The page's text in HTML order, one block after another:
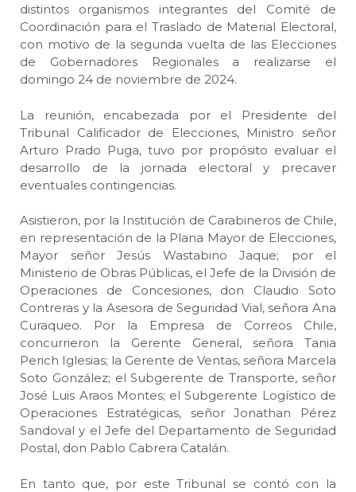
distintos organismos integrantes del Comité de
Coordinación para el Traslado de Material Electoral,
con motivo de la segunda vuelta de las Elecciones
de Gobernadores Regionales a realizarse el
domingo 24 de noviembre de 2024.
La reunión, encabezada por el Presidente del
Tribunal Calificador de Elecciones, Ministro señor
Arturo Prado Puga, tuvo por propósito evaluar el
desarrollo de la jornada electoral y precaver
eventuales contingencias.
Asistieron, por la Institución de Carabineros de Chile,
en representación de la Plana Mayor de Elecciones,
Mayor señor Jesús Wastabino Jaque; por el
Ministerio de Obras Públicas, el Jefe de la División de
Operaciones de Concesiones, don Claudio Soto
Contreras y la Asesora de Seguridad Vial, señora Ana
Curaqueo. Por la Empresa de Correos Chile,
concurrieron la Gerente General, señora Tania
Perich Iglesias; la Gerente de Ventas, señora Marcela
Soto González; el Subgerente de Transporte, señor
José Luis Araos Montes; el Subgerente Logístico de
Operaciones Estratégicas, señor Jonathan Pérez
Sandoval y el Jefe del Departamento de Seguridad
Postal, don Pablo Cabrera Catalán.
En tanto que, por este Tribunal se contó con la